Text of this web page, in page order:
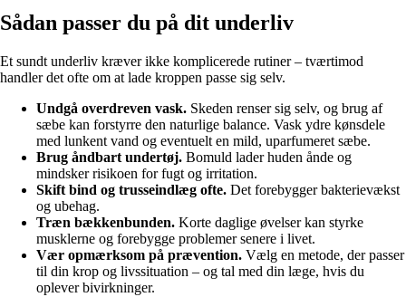
Sådan passer du på dit underliv
Et sundt underliv kræver ikke komplicerede rutiner – tværtimod
handler det ofte om at lade kroppen passe sig selv.
Undgå overdreven vask. Skeden renser sig selv, og brug af
sæbe kan forstyrre den naturlige balance. Vask ydre kønsdele
med lunkent vand og eventuelt en mild, uparfumeret sæbe.
Brug åndbart undertøj. Bomuld lader huden ånde og
mindsker risikoen for fugt og irritation.
Skift bind og trusseindlæg ofte. Det forebygger bakterievækst
og ubehag.
Træn bækkenbunden. Korte daglige øvelser kan styrke
musklerne og forebygge problemer senere i livet.
Vær opmærksom på prævention. Vælg en metode, der passer
til din krop og livssituation – og tal med din læge, hvis du
oplever bivirkninger.